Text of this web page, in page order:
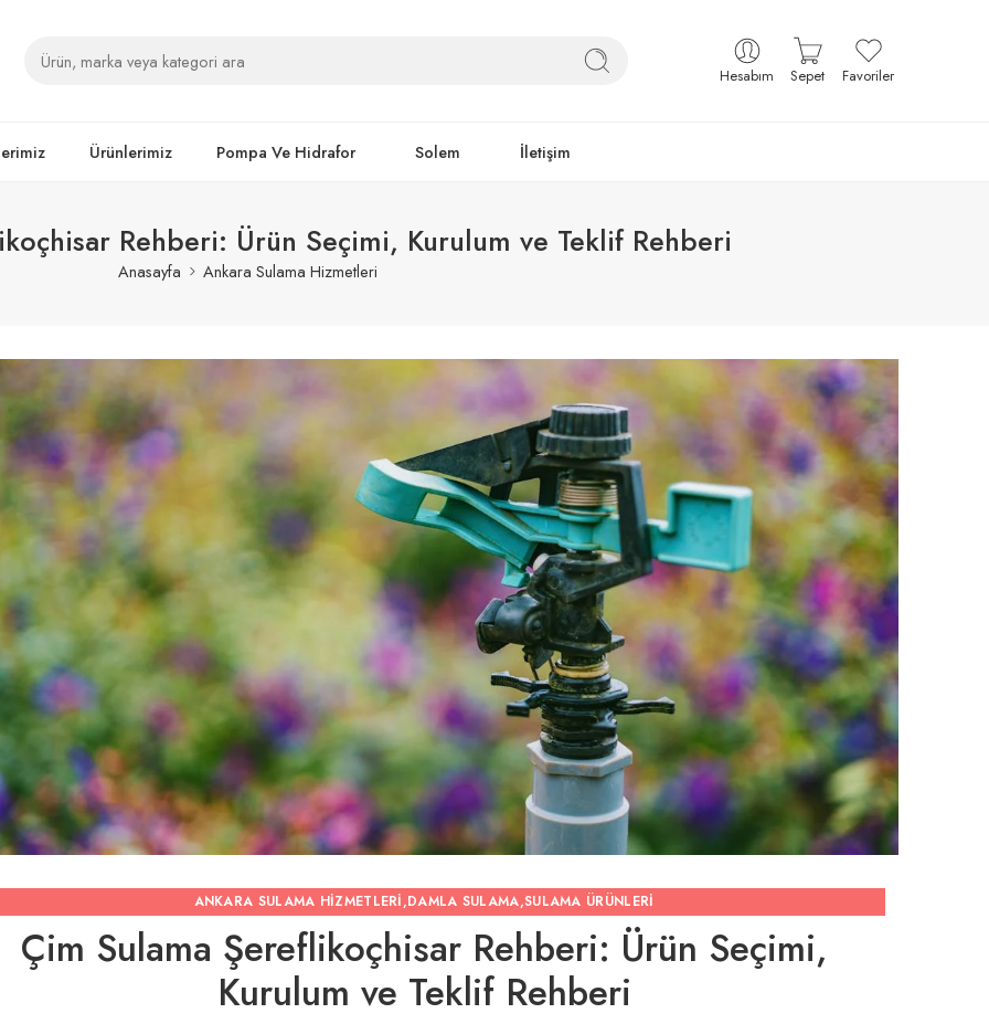
Hesabım Sepet Favoriler
Ürünlerimiz Pompa Ve Hidrafor Solem İletişim
Rehberi: Ürün Seçimi, Kurulum ve Teklif Rehberi
Anasayfa Ankara Sulama Hizmetleri
ANKARA SULAMA HIZMETLERI,DAMLA SULAMA,SULAMA ÜRÜNLERI
Çim Sulama Şereflikoçhisar Rehberi: Ürün Seçimi,
Kurulum ve Teklif Rehberi